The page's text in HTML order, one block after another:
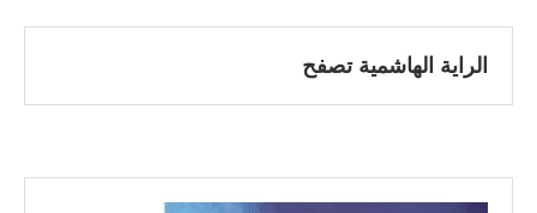
الراية الهاشمية تصفح